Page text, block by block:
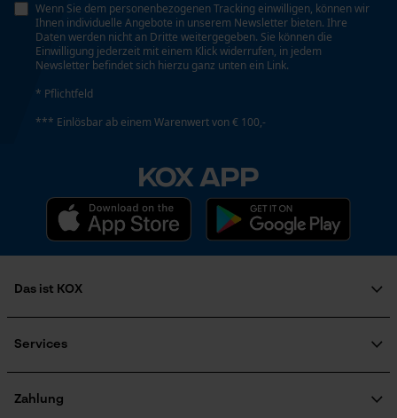
Wenn Sie dem personenbezogenen Tracking einwilligen, können wir
Ihnen individuelle Angebote in unserem Newsletter bieten. Ihre
Daten werden nicht an Dritte weitergegeben. Sie können die
Einwilligung jederzeit mit einem Klick widerrufen, in jedem
Newsletter befindet sich hierzu ganz unten ein Link.
* Pflichtfeld
*** Einlösbar ab einem Warenwert von € 100,-
KOX APP
Das ist KOX
Soziales Engagement
Newsletter-Anmeldung
Services
KOX Katalog
Zahlung
YouTube-Videos
Google Maps
Google Global Site Tag